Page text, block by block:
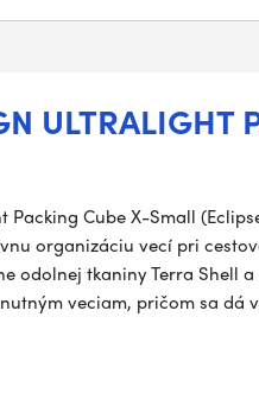
Packing Cube X-Small
organizáciu vecí pri
odolnej tkaniny Terra Shell
veciam, pričom sa dá